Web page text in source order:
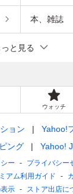
本、雑誌
っと見る
ウォッチ
ョン
Yahoo!
ング
Yahoo!
ー
プライバシー
アム利用ガイド
示
ストア出店に